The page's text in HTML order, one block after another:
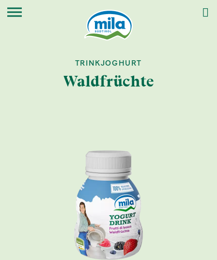
Waldfrüchte
TRINKJOGHURT